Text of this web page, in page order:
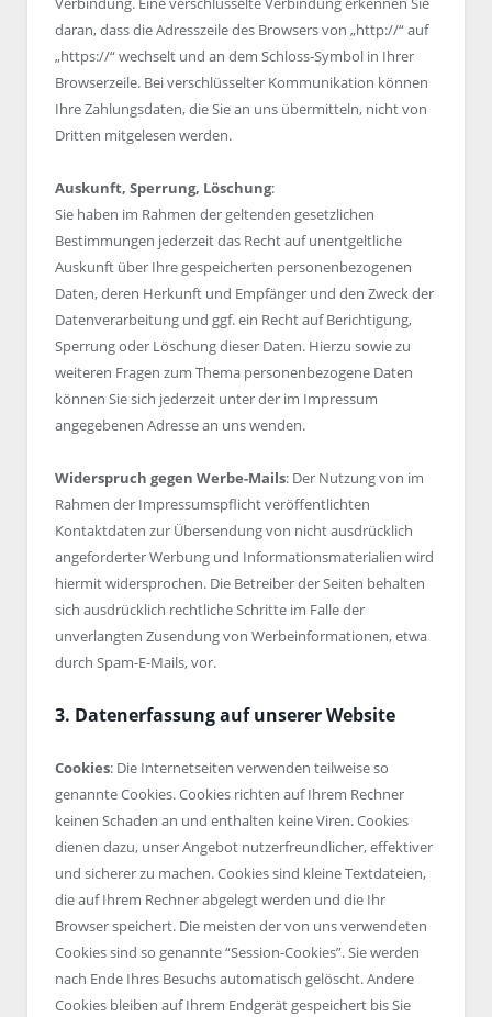
daran, dass die Adresszeile des Browsers von „http://“ auf
„https://“ wechselt und an dem Schloss-Symbol in Ihrer
Browserzeile. Bei verschlüsselter Kommunikation können
Ihre Zahlungsdaten, die Sie an uns übermitteln, nicht von
Dritten mitgelesen werden.
Auskunft, Sperrung, Löschung:
Sie haben im Rahmen der geltenden gesetzlichen
Bestimmungen jederzeit das Recht auf unentgeltliche
Auskunft über Ihre gespeicherten personenbezogenen
Daten, deren Herkunft und Empfänger und den Zweck der
Datenverarbeitung und ggf. ein Recht auf Berichtigung,
Sperrung oder Löschung dieser Daten. Hierzu sowie zu
weiteren Fragen zum Thema personenbezogene Daten
können Sie sich jederzeit unter der im Impressum
angegebenen Adresse an uns wenden.
Widerspruch gegen Werbe-Mails: Der Nutzung von im
Rahmen der Impressumspflicht veröffentlichten
Kontaktdaten zur Übersendung von nicht ausdrücklich
angeforderter Werbung und Informationsmaterialien wird
hiermit widersprochen. Die Betreiber der Seiten behalten
sich ausdrücklich rechtliche Schritte im Falle der
unverlangten Zusendung von Werbeinformationen, etwa
durch Spam-E-Mails, vor.
3. Datenerfassung auf unserer Website
Cookies: Die Internetseiten verwenden teilweise so
genannte Cookies. Cookies richten auf Ihrem Rechner
keinen Schaden an und enthalten keine Viren. Cookies
dienen dazu, unser Angebot nutzerfreundlicher, effektiver
und sicherer zu machen. Cookies sind kleine Textdateien,
die auf Ihrem Rechner abgelegt werden und die Ihr
Browser speichert. Die meisten der von uns verwendeten
Cookies sind so genannte “Session-Cookies”. Sie werden
nach Ende Ihres Besuchs automatisch gelöscht. Andere
Cookies bleiben auf Ihrem Endgerät gespeichert bis Sie